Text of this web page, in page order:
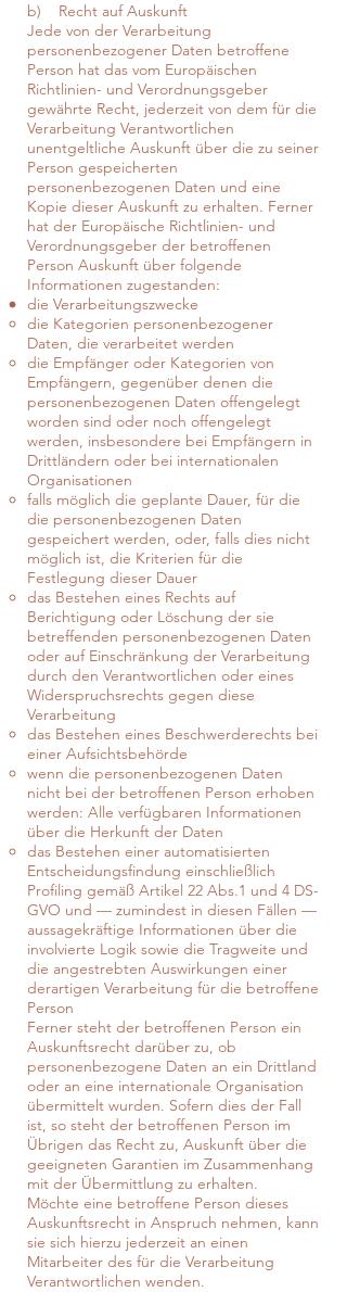
b) Recht auf Auskunft
Jede von der Verarbeitung
personenbezogener Daten betroffene
Person hat das vom Europäischen
Richtlinien- und Verordnungsgeber
gewährte Recht, jederzeit von dem für die
Verarbeitung Verantwortlichen
unentgeltliche Auskunft über die zu seiner
Person gespeicherten
personenbezogenen Daten und eine
Kopie dieser Auskunft zu erhalten. Ferner
hat der Europäische Richtlinien- und
Verordnungsgeber der betroffenen
Person Auskunft über folgende
Informationen zugestanden:
die Verarbeitungszwecke
die Kategorien personenbezogener
Daten, die verarbeitet werden
die Empfänger oder Kategorien von
Empfängern, gegenüber denen die
personenbezogenen Daten offengelegt
worden sind oder noch offengelegt
werden, insbesondere bei Empfängern in
Drittländern oder bei internationalen
Organisationen
falls möglich die geplante Dauer, für die
die personenbezogenen Daten
gespeichert werden, oder, falls dies nicht
möglich ist, die Kriterien für die
Festlegung dieser Dauer
das Bestehen eines Rechts auf
Berichtigung oder Löschung der sie
betreffenden personenbezogenen Daten
oder auf Einschränkung der Verarbeitung
durch den Verantwortlichen oder eines
Widerspruchsrechts gegen diese
Verarbeitung
das Bestehen eines Beschwerderechts bei
einer Aufsichtsbehörde
wenn die personenbezogenen Daten
nicht bei der betroffenen Person erhoben
werden: Alle verfügbaren Informationen
über die Herkunft der Daten
das Bestehen einer automatisierten
Entscheidungsfindung einschließlich
Profiling gemäß Artikel 22 Abs.1 und 4 DS-
GVO und — zumindest in diesen Fällen —
aussagekräftige Informationen über die
involvierte Logik sowie die Tragweite und
die angestrebten Auswirkungen einer
derartigen Verarbeitung für die betroffene
Person
Ferner steht der betroffenen Person ein
Auskunftsrecht darüber zu, ob
personenbezogene Daten an ein Drittland
oder an eine internationale Organisation
übermittelt wurden. Sofern dies der Fall
ist, so steht der betroffenen Person im
Übrigen das Recht zu, Auskunft über die
geeigneten Garantien im Zusammenhang
mit der Übermittlung zu erhalten.
Möchte eine betroffene Person dieses
Auskunftsrecht in Anspruch nehmen, kann
sie sich hierzu jederzeit an einen
Mitarbeiter des für die Verarbeitung
Verantwortlichen wenden.